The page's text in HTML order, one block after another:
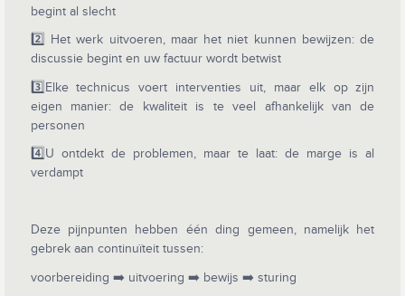
begint al slecht
2️⃣ Het werk uitvoeren, maar het niet kunnen bewijzen: de
discussie begint en uw factuur wordt betwist
3️⃣Elke technicus voert interventies uit, maar elk op zijn
eigen manier: de kwaliteit is te veel afhankelijk van de
personen
4️⃣U ontdekt de problemen, maar te laat: de marge is al
verdampt
Deze pijnpunten hebben één ding gemeen, namelijk het
gebrek aan continuïteit tussen:
voorbereiding ➡️ uitvoering ➡️ bewijs ➡️ sturing